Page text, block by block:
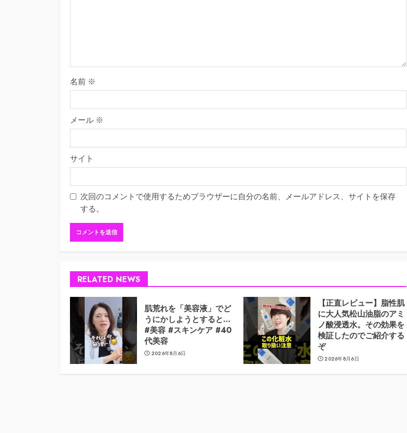
名前 ※
メール ※
サイト
次回のコメントで使用するためブラウザーに自分の名前、メールアドレス、サイトを保存
する。
RELATED NEWS
肌荒れを「美容液」でど
うにかしようとすると…
#美容 #スキンケア #40
代美容
2026年8月6日
【正直レビュー】脂性肌
に大人気松山油脂のアミ
ノ酸浸透水。その効果を
検証したのでご紹介する
ぞ
2026年8月6日